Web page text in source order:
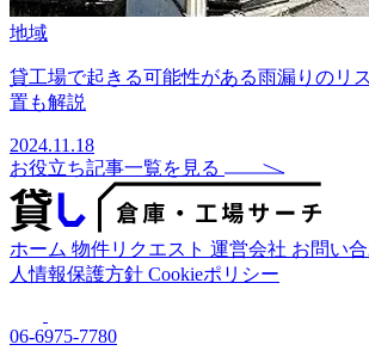
地域
貸工場で起きる可能性がある雨漏りのリ
置も解説
2024.11.18
お役立ち記事一覧を見る
ホーム 物件リクエスト 運営会社 お問い
人情報保護方針 Cookieポリシー
06-6975-7780